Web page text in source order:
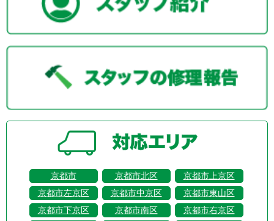
京都市 京都市北区
京都市上京区
京都市左京区
京都市中京区
京都市東山区
京都市下京区
京都市南区
京都市右京区